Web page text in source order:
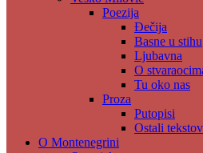
Poezija
Đečija
Basne u stihu
Ljubavna
O
Tu oko nas
Proza
Putopisi
Ostali
O Montenegrini